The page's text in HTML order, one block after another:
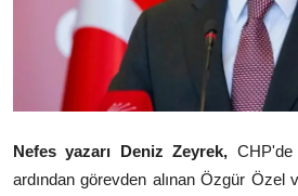
İletişim
Türkçe Kurdi
Nefes yazarı Deniz Zeyrek, CHP'de
ardından görevden alınanÖzgür Özel